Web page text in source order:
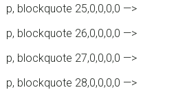
p, blockquote 25,0,0,0,0 —>
p, blockquote 26,0,0,0,0 —>
p, blockquote 27,0,0,0,0 —>
p, blockquote 28,0,0,0,0 —>